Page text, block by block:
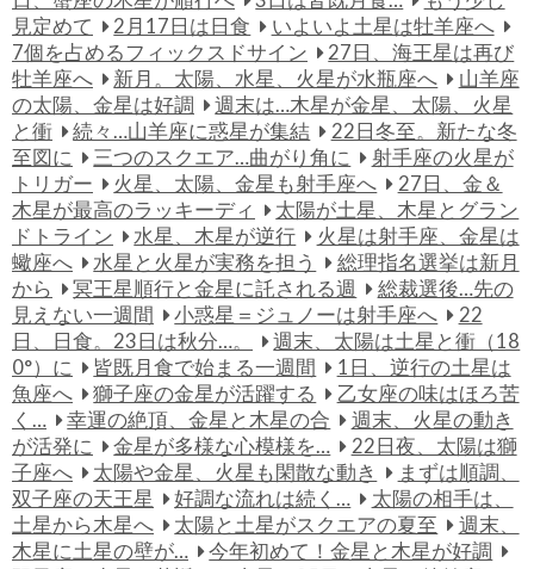
見定めて
2月17日は日食
いよいよ土星は牡羊座へ
7個を占めるフィックスドサイン
27日、海王星は再び
牡羊座へ
新月。太陽、水星、火星が水瓶座へ
山羊座
の太陽、金星は好調
週末は…木星が金星、太陽、火星
と衝
続々…山羊座に惑星が集結
22日冬至。新たな冬
至図に
三つのスクエア…曲がり角に
射手座の火星が
トリガー
火星、太陽、金星も射手座へ
27日、金＆
木星が最高のラッキーディ
太陽が土星、木星とグラン
ドトライン
水星、木星が逆行
火星は射手座、金星は
蠍座へ
水星と火星が実務を担う
総理指名選挙は新月
から
冥王星順行と金星に託される週
総裁選後…先の
見えない一週間
小惑星＝ジュノーは射手座へ
22
日、日食。23日は秋分…。
週末、太陽は土星と衝（18
0°）に
皆既月食で始まる一週間
1日、逆行の土星は
魚座へ
獅子座の金星が活躍する
乙女座の味はほろ苦
く…
幸運の絶頂、金星と木星の合
週末、火星の動き
が活発に
金星が多様な心模様を…
22日夜、太陽は獅
子座へ
太陽や金星、火星も閑散な動き
まずは順調、
双子座の天王星
好調な流れは続く…
太陽の相手は、
土星から木星へ
太陽と土星がスクエアの夏至
週末、
木星に土星の壁が…
今年初めて！金星と木星が好調